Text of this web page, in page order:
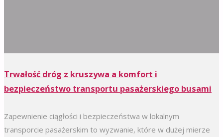
Trwałość dróg z kruszywa a komfort i
bezpieczeństwo transportu pasażerskiego busami
Zapewnienie ciągłości i bezpieczeństwa w lokalnym
transporcie pasażerskim to wyzwanie, które w dużej mierze